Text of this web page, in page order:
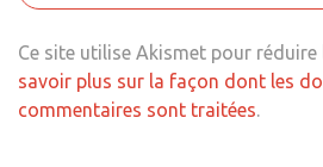
Ce site utilise Akismet pour réduire
savoir plus sur la façon dont les
commentaires sont traitées.